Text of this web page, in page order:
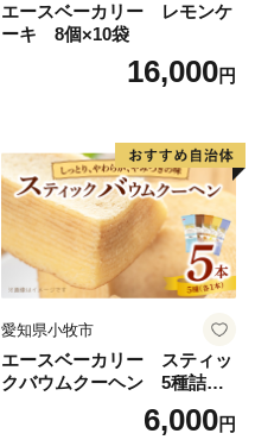
エースベーカリー レモンケ
ーキ 8個×10袋
16,000円
愛知県小牧市
エースベーカリー スティッ
クバウムクーヘン 5種詰合
せ バウムクーヘン バーム
クーヘン おやつ おかし スイ
6,000円